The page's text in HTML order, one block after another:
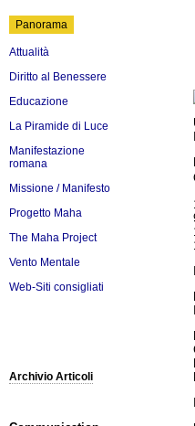
Panorama
Attualità
Diritto al Benessere
Educazione
La Piramide di Luce
Manifestazione
romana
Missione / Manifesto
Progetto Maha
The Maha Project
Vento Mentale
Web-Siti consigliati
Archivio Articoli